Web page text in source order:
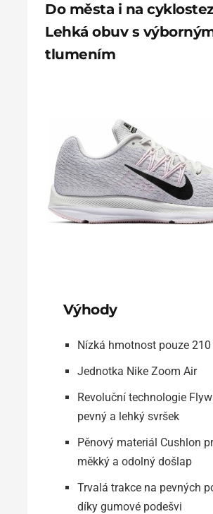
Do města i na
Lehká obuv s
tlumením
Výhody
Nízká hmotnost pouze
Jednotka Nike Zoom Air
Revoluční technologie
pevný a lehký svršek
Pěnový materiál Cushlon
měkký a odolný došlap
Trvalá trakce na pevných
díky gumové podešvi